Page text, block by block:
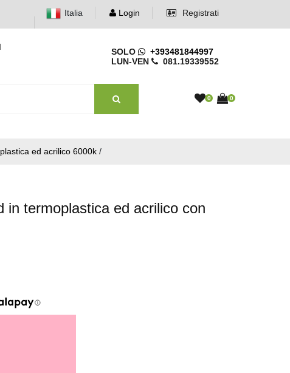
Italia Login Registrati
SOLO
+393481844997
LUN-VEN
081.19339552
0 0
ed acrilico 6000k /
in termoplastica ed acrilico con